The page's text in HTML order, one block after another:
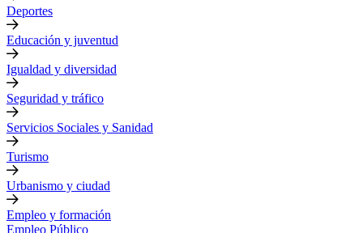
Deportes
Educación y juventud
Igualdad y diversidad
Seguridad y tráfico
Servicios Sociales y Sanidad
Turismo
Urbanismo y ciudad
Empleo y formación
Empleo Público